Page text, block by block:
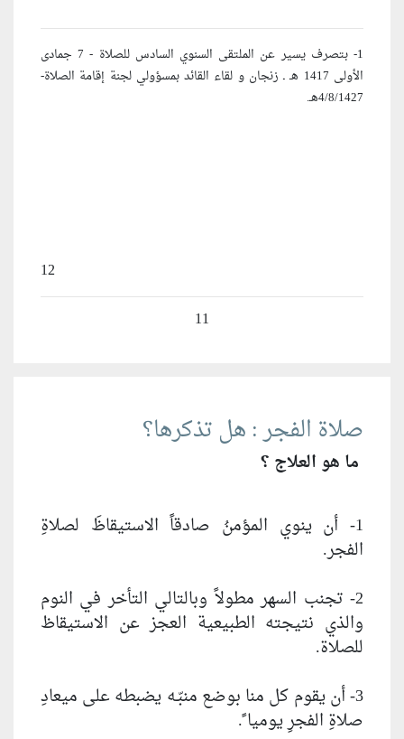
1- بتصرف يسير عن الملتقى السنوي السادس للصلاة - 7 جمادى
الأولى 1417 هـ ـ زنجان و لقاء القائد بمسؤولي لجنة إقامة الصلاة-
4/8/1427هـ.
12
11
صلاة الفجر : هل تذكرها؟
ما هو العلاج ؟
1- أن ينوي المؤمنُ صادقاً الاستيقاظَ لصلاةِ
الفجر.
2- تجنب السهر مطولاً وبالتالي التأخر في النوم
والذي نتيجته الطبيعية العجز عن الاستيقاظ
للصلاة.
3- أن يقوم كل منا بوضع منبّـه يضبطه على ميعادِ
صلاةِ الفجرِ يوميا ً.